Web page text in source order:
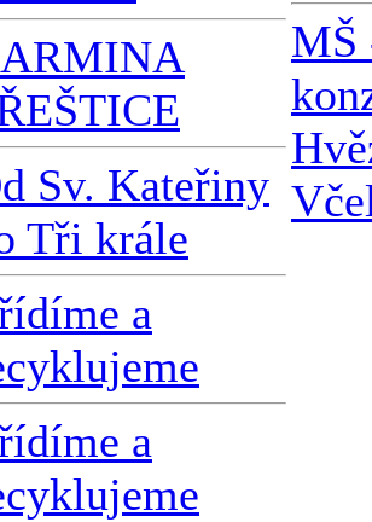
Sv. Kateřiny
Tři krále
a
a
MŠ